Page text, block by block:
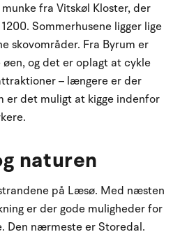
fra Vitskøl Kloster, der
Sommerhusene ligger lige
skovområder. Fra Byrum er
og det er oplagt at cykle
– længere er der
er det muligt at kigge indenfor
naturen
på Læsø. Med næsten
er der gode muligheder for
Den nærmeste er Storedal.